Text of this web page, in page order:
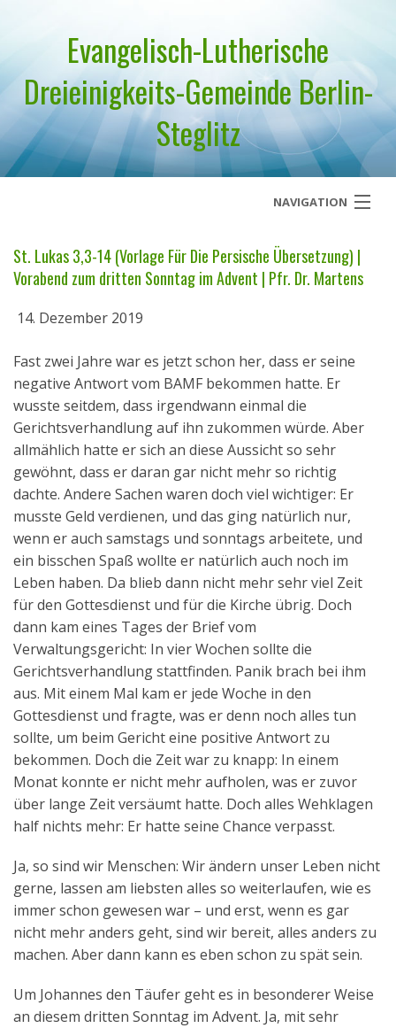
Evangelisch-Lutherische
Dreieinigkeits-Gemeinde Berlin-
Steglitz
NAVIGATION
Über uns
Geistliches Wort
Termine
Aktuelles
Kontakt
English
St. Lukas 3,3-14 (Vorlage Für Die Persische Übersetzung) |
Vorabend zum dritten Sonntag im Advent | Pfr. Dr. Martens
14. Dezember 2019
Fast zwei Jahre war es jetzt schon her, dass er seine
negative Antwort vom BAMF bekommen hatte. Er
wusste seitdem, dass irgendwann einmal die
Gerichtsverhandlung auf ihn zukommen würde. Aber
allmählich hatte er sich an diese Aussicht so sehr
gewöhnt, dass er daran gar nicht mehr so richtig
dachte. Andere Sachen waren doch viel wichtiger: Er
musste Geld verdienen, und das ging natürlich nur,
wenn er auch samstags und sonntags arbeitete, und
ein bisschen Spaß wollte er natürlich auch noch im
Leben haben. Da blieb dann nicht mehr sehr viel Zeit
für den Gottesdienst und für die Kirche übrig. Doch
dann kam eines Tages der Brief vom
Verwaltungsgericht: In vier Wochen sollte die
Gerichtsverhandlung stattfinden. Panik brach bei ihm
aus. Mit einem Mal kam er jede Woche in den
Gottesdienst und fragte, was er denn noch alles tun
sollte, um beim Gericht eine positive Antwort zu
bekommen. Doch die Zeit war zu knapp: In einem
Monat konnte er nicht mehr aufholen, was er zuvor
über lange Zeit versäumt hatte. Doch alles Wehklagen
half nichts mehr: Er hatte seine Chance verpasst.
Ja, so sind wir Menschen: Wir ändern unser Leben nicht
gerne, lassen am liebsten alles so weiterlaufen, wie es
immer schon gewesen war – und erst, wenn es gar
nicht mehr anders geht, sind wir bereit, alles anders zu
machen. Aber dann kann es eben schon zu spät sein.
Um Johannes den Täufer geht es in besonderer Weise
an diesem dritten Sonntag im Advent. Ja, mit sehr